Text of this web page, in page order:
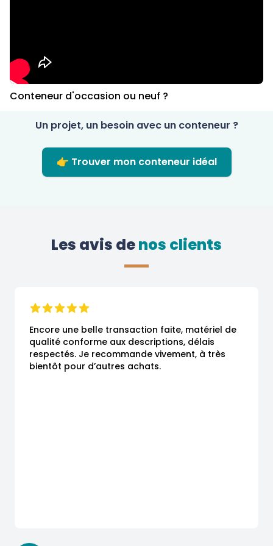
Conteneur d'occasion ou neuf ?
Un projet, un besoin avec un conteneur ?
👉 Trouver mon conteneur idéal
Les avis de nos clients
Encore une belle transaction faite, matériel de
qualité conforme aux descriptions, délais
respectés. Je recommande vivement, à très
bientôt pour d’autres achats.